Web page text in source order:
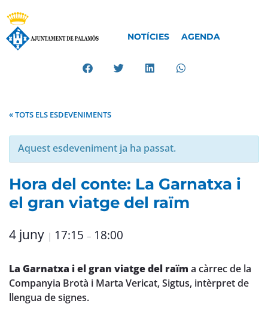
NOTÍCIES AGENDA
« TOTS ELS ESDEVENIMENTS
Aquest esdeveniment ja ha passat.
Hora del conte: La Garnatxa i
el gran viatge del raïm
4 juny | 17:15 – 18:00
La Garnatxa i el gran viatge del raïm a càrrec de la
Companyia Brotà i Marta Vericat, Sigtus, intèrpret de
llengua de signes.